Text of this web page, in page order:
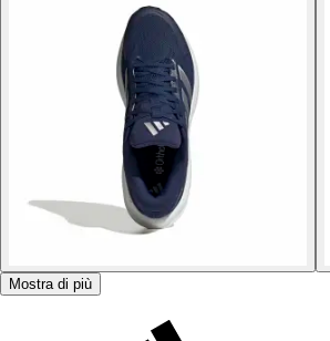
Mostra di più